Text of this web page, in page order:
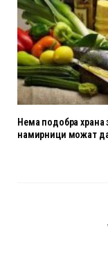
Нема подобра храна
намирници можат